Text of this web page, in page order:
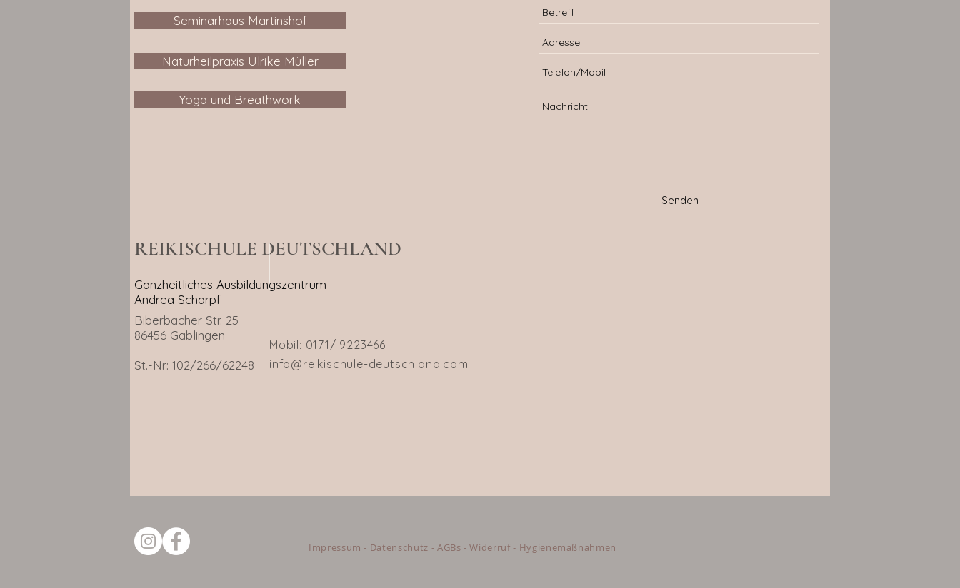
Seminarhaus Martinshof
Naturheilpraxis Ulrike Müller
Yoga und Breathwork
REIKISCHULE DEUTSCHLAND
Ganzheitliches Ausbildungszentrum
Andrea Scharpf
Biberbacher Str. 25
86456 Gablingen
St.-Nr: 102/266/62248
Mobil: 0171/ 9223466
info@reikischule-deutschland.com
Senden
Impressum - Datenschutz - AGBs -Widerruf - Hygienemaßnahmen